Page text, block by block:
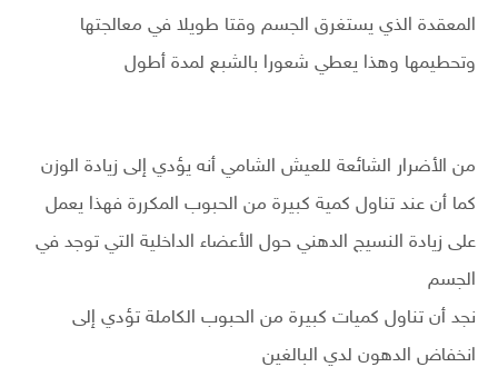
المعقدة الذي يستغرق الجسم وقتا طويلا في معالجتها
وتحطيمها وهذا يعطي شعورا بالشبع لمدة أطول
من الأضرار الشائعة للعيش الشامي أنه يؤدي إلى زيادة الوزن
كما أن عند تناول كمية كبيرة من الحبوب المكررة فهذا يعمل
على زيادة النسيج الدهني حول الأعضاء الداخلية التي توجد في
الجسم
نجد أن تناول كميات كبيرة من الحبوب الكاملة تؤدي إلى
انخفاض الدهون لدي البالغين